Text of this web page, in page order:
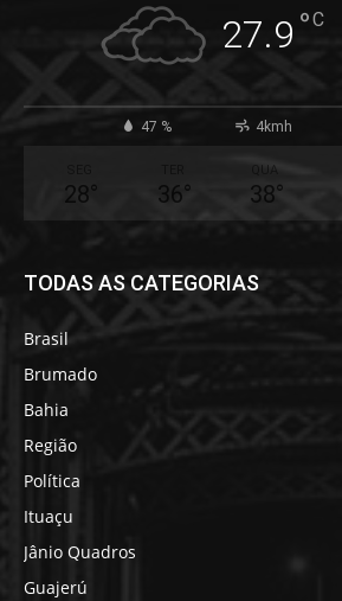
27.9 °C
47 % 4kmh
28° 36°
QUA
38°
TODAS AS CATEGORIAS
Brasil
Brumado
Bahia
Região
Política
Ituaçu
Jânio Quadros
Guajerú